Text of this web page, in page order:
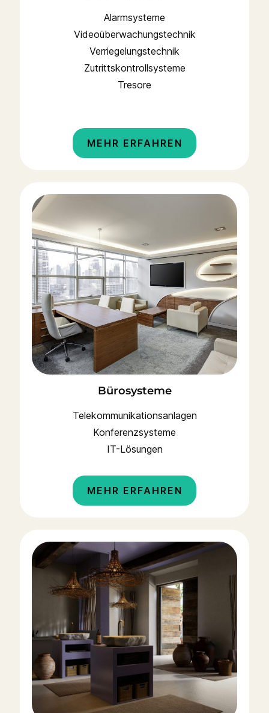
Alarmsysteme
Videoüberwachungstechnik
Verriegelungstechnik
Zutrittskontrollsysteme
Tresore
MEHR ERFAHREN
Bürosysteme
Telekommunikationsanlagen
Konferenzsysteme
IT-Lösungen
MEHR ERFAHREN